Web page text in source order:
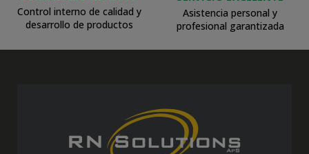
Control interno de calidad y
desarrollo de productos
Asistencia personal y
profesional garantizada